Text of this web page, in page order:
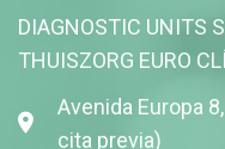
DIAGNOSTIC UNITS
THUISZORG EURO
Avenida Europa
cita previa)